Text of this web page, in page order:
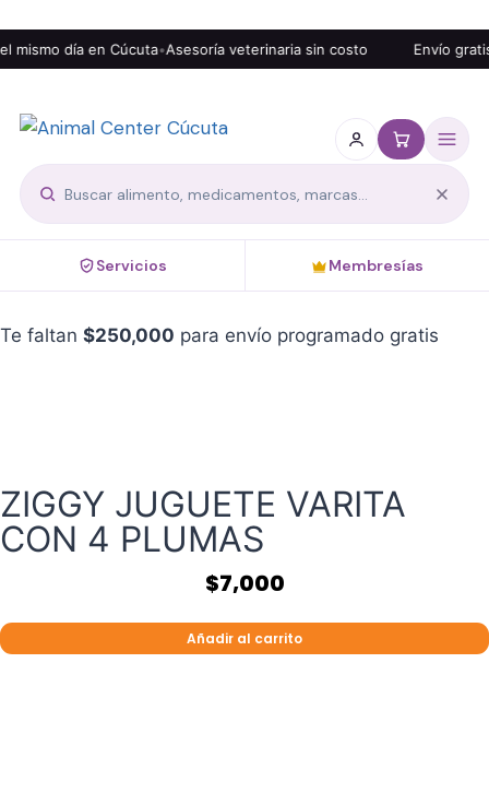
día en Cúcuta•Asesoría veterinaria sin costo Envío gratis
Servicios Membresías
Te faltan $250,000 para envío programado gratis
ZIGGY JUGUETE VARITA
CON 4 PLUMAS
$7,000
Añadir al carrito